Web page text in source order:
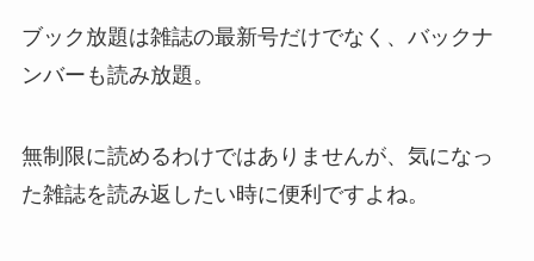
ブック放題は雑誌の最新号だけでなく、バックナ
ンバーも読み放題。
無制限に読めるわけではありませんが、気になっ
た雑誌を読み返したい時に便利ですよね。